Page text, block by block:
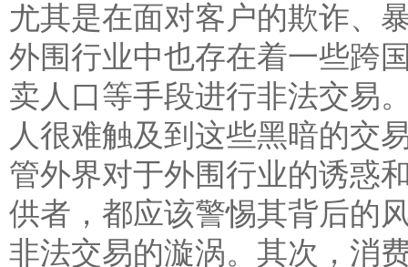
尤其是在面对客户的欺诈、
外围行业中也存在着一些跨
卖人口等手段进行非法交易
人很难触及到这些黑暗的交
管外界对于外围行业的诱惑
供者，都应该警惕其背后的
非法交易的漩涡。其次，消